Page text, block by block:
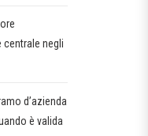
centrale negli
d’azienda
è valida